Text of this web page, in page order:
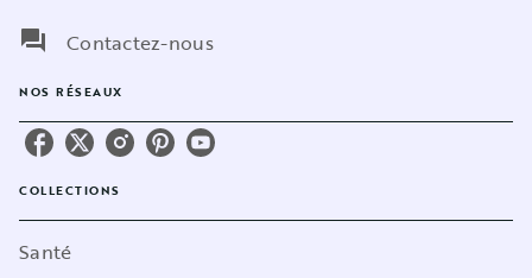
question_answer
Contactez-nous
NOS RÉSEAUX
COLLECTIONS
Santé